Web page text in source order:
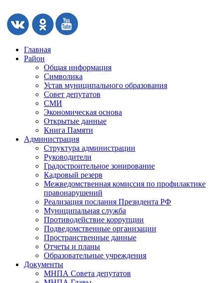
Главная
Район
Общая информация
Символика
Устав муниципального образования
Совет депутатов
СМИ
Экономическая основа
Открытые данные
Книга Памяти
Администрация
Структура администрации
Руководители
Градостроительное зонирование
Кадровый резерв
Межведомственная комиссия по профилактике
правонарушений
Реализация послания Президента РФ
Муниципальная служба
Противодействие коррупции
Подведомственные организации
Пространственные данные
Отчеты и планы
Образовательные учреждения
Документы
МНПА Совета депутатов